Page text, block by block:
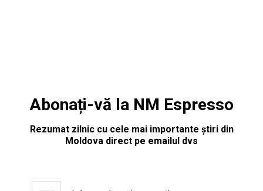
Abonați-vă la NM Espresso
Rezumat zilnic cu cele mai importante știri din
Moldova direct pe emailul dvs